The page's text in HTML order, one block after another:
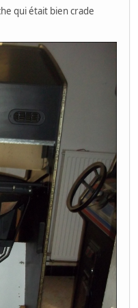
qui était bien crade